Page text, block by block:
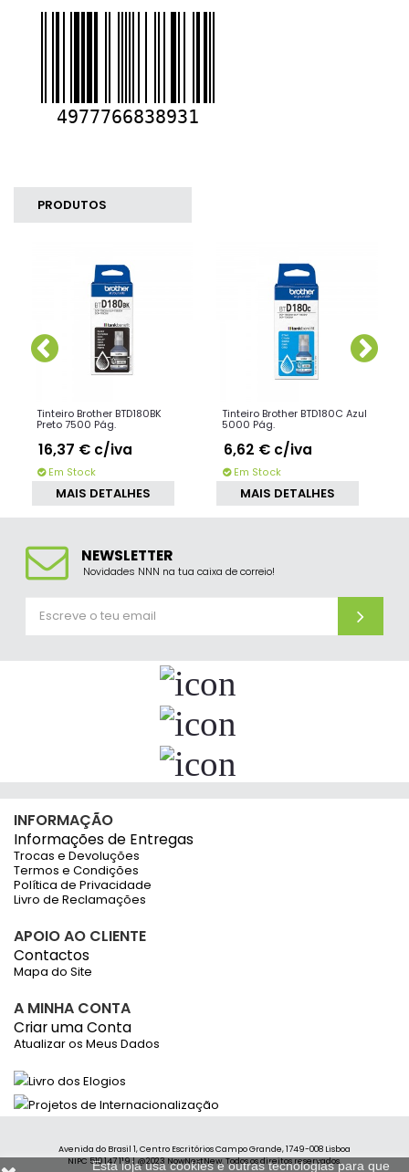
PRODUTOS
Tinteiro Brother BTD180BK
Preto 7500 Pág.
16,37 € c/iva
Em Stock
MAIS DETALHES
Tinteiro Brother BTD180C Azul
5000 Pág.
6,62 € c/iva
Em Stock
MAIS DETALHES
NEWSLETTER
Novidades NNN na tua caixa de correio!
INFORMAÇÃO
Informações de Entregas
Trocas e Devoluções
Termos e Condições
Política de Privacidade
Livro de Reclamações
APOIO AO CLIENTE
Contactos
Mapa do Site
A MINHA CONTA
Criar uma Conta
Atualizar os Meus Dados
Avenida do Brasil 1, Centro Escritórios Campo Grande, 1749-008 Lisboa
NIPC 510 147 119 | @2023 NowNextNew. Todos os direitos reservados.
Esta loja usa cookies e outras tecnologias para que